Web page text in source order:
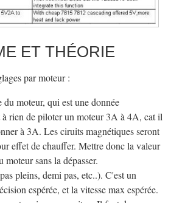
ET THÉORIE
par moteur :
moteur, qui est une donnée
à rien de piloter un moteur 3A à 4A, cat il
à 3A. Les ciruits magnétiques seront
effet de chauffer. Mettre donc la valeur
sans la dépasser.
pleins, demi pas, etc..). C'est un
espérée, et la vitesse max espérée.